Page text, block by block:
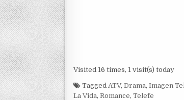
Visited 16 times, 1 visit(s) today
Tagged ATV, Drama, Imagen
La Vida, Romance, Telefe